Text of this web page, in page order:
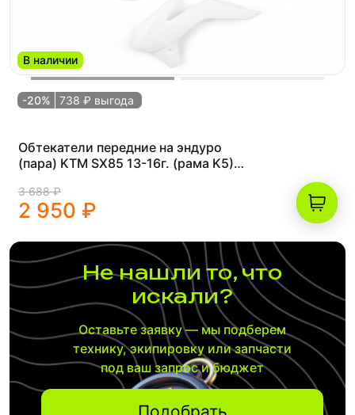
В наличии
-20% 738 ₽ выгода
Обтекатели передние на эндуро
(пара) KTM SX85 13-16г. (рама K5)
3 688 ₽
2 950 ₽
Не нашли то, что
искали?
Оставьте заявку — мы подберем
технику, экипировку или запчасти
под ваш запрос и бюджет